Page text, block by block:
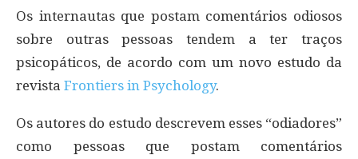
Os internautas que postam comentários odiosos
sobre outras pessoas tendem a ter traços
psicopáticos, de acordo com um novo estudo da
revista Frontiers in Psychology.
Os autores do estudo descrevem esses “odiadores”
como pessoas que postam comentários